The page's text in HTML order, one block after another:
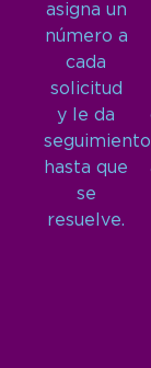
asigna un
número a
cada
solicitud
y le da
seguimiento
hasta que
se
resuelve.